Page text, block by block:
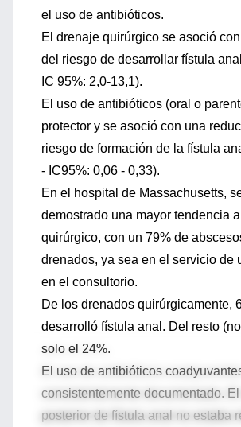
el uso de antibióticos.
El drenaje quirúrgico se asoció
del riesgo de desarrollar fístula
IC 95%: 2,0-13,1).
El uso de antibióticos (oral o
protector y se asoció con una
riesgo de formación de la fístula
- IC95%: 0,06 - 0,33).
En el hospital de Massachusetts,
demostrado una mayor tendencia
quirúrgico, con un 79% de
drenados, ya sea en el servicio de
en el consultorio.
De los drenados quirúrgicamente,
desarrolló fístula anal. Del resto
solo el 24%.
El uso de antibióticos
consistentemente documentado.
posterior de fístula anal no estaba